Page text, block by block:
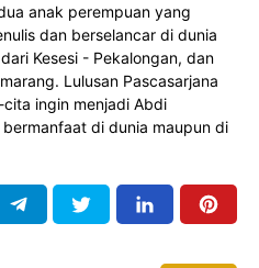
anak perempuan yang
dan berselancar di dunia
Kesesi - Pekalongan, dan
Lulusan Pascasarjana
ingin menjadi Abdi
di dunia maupun di